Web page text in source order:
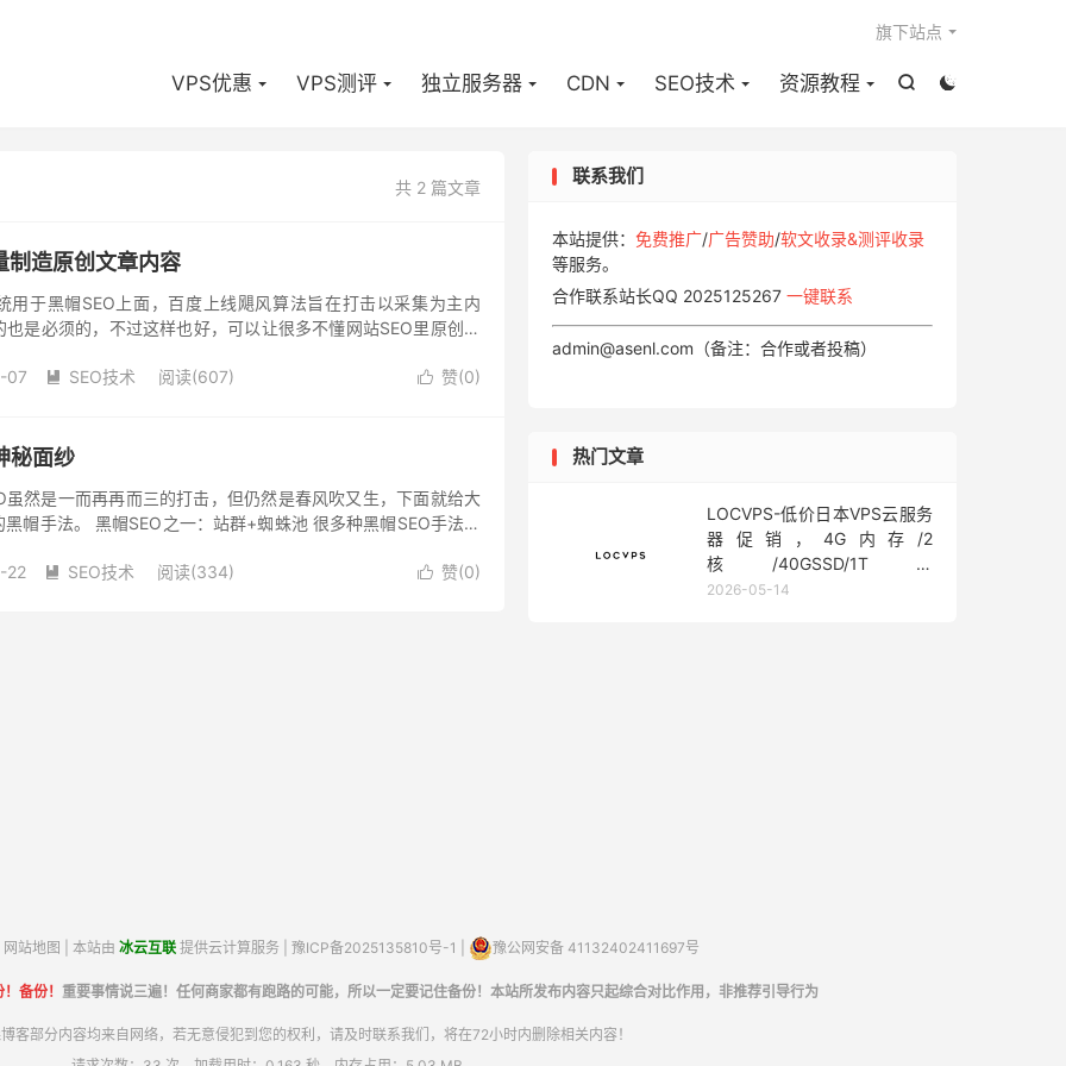


VPS优惠 VPS测评 独立服务器 CDN SEO技术 资源教程
旗下站点
共 2 篇文章
制造原创文章内容
用于黑帽SEO上面，百度上线飓风算法旨在打击以采集为主内
是必须的，不过这样也好，可以让很多不懂网站SEO里原创的
 赞(0)
07  SEO技术 阅读(607)
秘面纱
虽然是一而再再而三的打击，但仍然是春风吹又生，下面就给大
帽手法。 黑帽SEO之一：站群+蜘蛛池 很多种黑帽SEO手法需
 赞(0)
22  SEO技术 阅读(334)
联系我们
本站提供： 免费推广/广告赞助/软文收录&测评收录
等服务。
合作联系站长QQ 2025125267 一键联系
admin@asenl.com（备注：合作或者投稿）
热门文章
LOCVPS-低价日本VPS云服务
器促销，4G内存/2
核/40GSSD/1T流
量/450Mbps带宽，低至36元/
2026-05-14
网站地图 | 本站由 冰云互联 提供云计算服务 | 豫ICP备2025135810号-1 豫公网安备 41132402411697号
备份！ 重要事情说三遍！任何商家都有跑路的可能，所以一定要记住备份！本站所发布内容只起综合对比作用，非推荐引导行为
客部分内容均来自网络，若无意侵犯到您的权利，请及时联系我们，将在72小时内删除相关内容！